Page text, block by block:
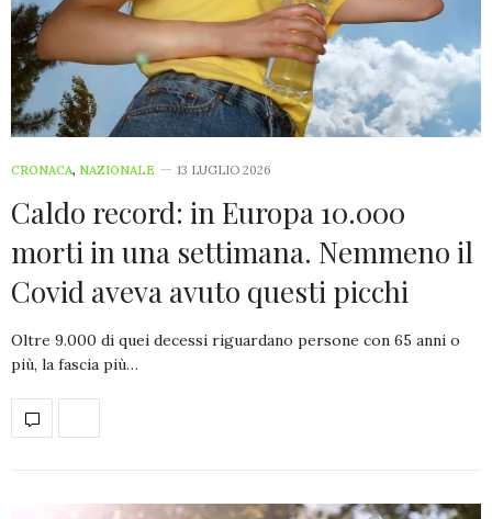
CRONACA, NAZIONALE 13 LUGLIO 2026
Caldo record: in Europa 10.000
morti in una settimana. Nemmeno il
Covid aveva avuto questi picchi
Oltre 9.000 di quei decessi riguardano persone con 65 anni o
più, la fascia più…